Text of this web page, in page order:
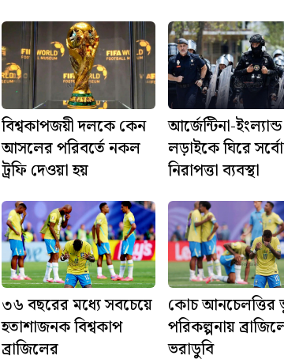
বিশ্বকাপজয়ী দলকে কেন
আসলের পরিবর্তে নকল
ট্রফি দেওয়া হয়
আর্জেন্টিনা-ইংল্যান্ড
লড়াইকে ঘিরে
নিরাপত্তা ব্যবস্থা
৩৬ বছরের মধ্যে সবচেয়ে
হতাশাজনক বিশ্বকাপ
ব্রাজিলের
কোচ আনচেলত্তির
পরিকল্পনায়
ভরাডুবি